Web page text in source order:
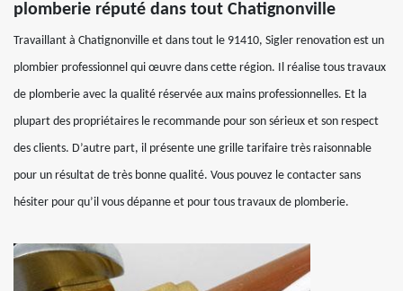
plomberie réputé dans tout Chatignonville
Travaillant à Chatignonville et dans tout le 91410, Sigler renovation est un
plombier professionnel qui œuvre dans cette région. Il réalise tous travaux
de plomberie avec la qualité réservée aux mains professionnelles. Et la
plupart des propriétaires le recommande pour son sérieux et son respect
des clients. D’autre part, il présente une grille tarifaire très raisonnable
pour un résultat de très bonne qualité. Vous pouvez le contacter sans
hésiter pour qu’il vous dépanne et pour tous travaux de plomberie.